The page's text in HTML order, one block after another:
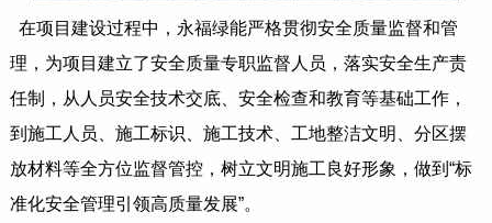
在项目建设过程中，永福绿能严格贯彻安全质量监督和管
理，为项目建立了安全质量专职监督人员，落实安全生产责
任制，从人员安全技术交底、安全检查和教育等基础工作，
到施工人员、施工标识、施工技术、工地整洁文明、分区摆
放材料等全方位监督管控，树立文明施工良好形象，做到“标
准化安全管理引领高质量发展”。